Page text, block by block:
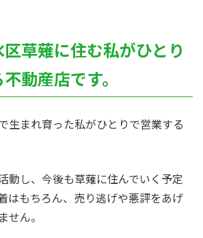
草薙に住む私がひとり
動産店です。
生まれ育った私がひとりで営業する
動し、今後も草薙に住んでいく予定
はもちろん、売り逃げや悪評をあげ
せん。